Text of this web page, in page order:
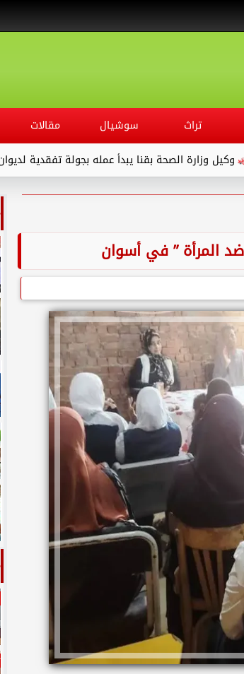
تراث سوشيال مقالات
الصحة بقنا يبدأ عمله بجولة تفقدية لديوان
المرأة ” في أسوان